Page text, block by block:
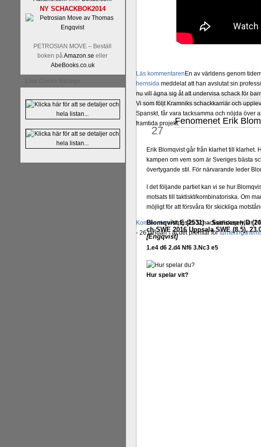
NY SCHACKBOK2014
PETROSIAN MOVE – Beställ
boken på Amazon.se eller
AbeBooks.co.uk
Läs kommentaren En av världens genom
hemsidameddelat att han avslutat sin
nu vill ägna sig åt att undervisa schack för
Vi som följt Kramniks schackkarriär och
Spanskt, får vara tacksamma och nöjda över
framtida projekt.
KommenteraAlingsås Schacksällskap fyller
- 26 januari - är det premiär för
okt
27
Fenomenet Erik
Erik Blomqvist går från klarhet till klarhet.
kampen om vem som är Sveriges bästa
övertygande stil. För närvarande leder
I det följande partiet kan vi se hur
motsats till taktiskt/kombinatoriska. Om
möjligt för att försvåra för skickliga
Blomqvist,E (2531) – Semcesen,D
ch-SWE 2016 Uppsala SWE (8.5),
[Engqvist]
1.e4 d6 2.d4 Nf6 3.Nc3 e5
Hur spelar vit?